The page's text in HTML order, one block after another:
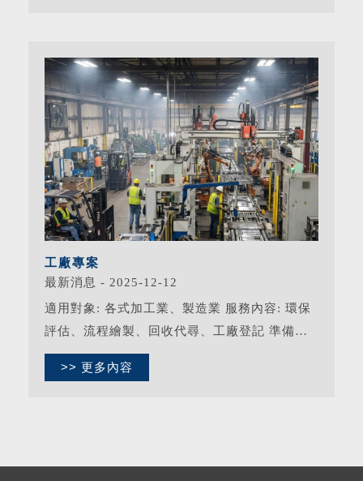
工廠專案
最新消息 - 2025-12-12
適用對象: 各式加工業、製造業 服務內容: 環保
評估、流程繪製、回收代尋、工廠登記 準備資
料: 最近一期水電帳單影本、各主要設備資訊、
生產項目資訊、廢棄物回收資訊 原價２０００
>> 更多內容